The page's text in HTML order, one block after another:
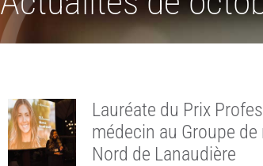
Lauréate du Prix
médecin au Groupe
Nord de Lanaudière